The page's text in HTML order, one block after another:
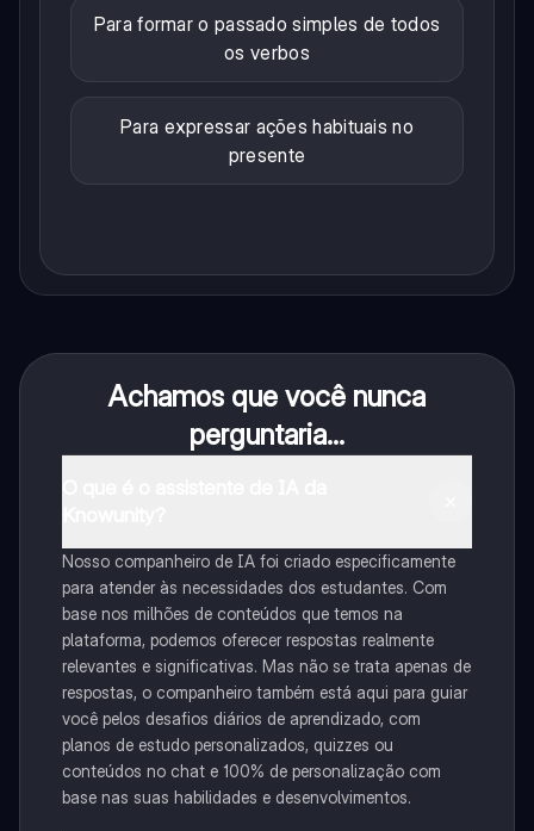
Para formar o passado simples de todos
os verbos
Para expressar ações habituais no
presente
Achamos que você nunca
perguntaria...
Nosso companheiro de IA foi criado especificamente
para atender às necessidades dos estudantes. Com
base nos milhões de conteúdos que temos na
plataforma, podemos oferecer respostas realmente
relevantes e significativas. Mas não se trata apenas de
respostas, o companheiro também está aqui para guiar
você pelos desafios diários de aprendizado, com
planos de estudo personalizados, quizzes ou
conteúdos no chat e 100% de personalização com
base nas suas habilidades e desenvolvimentos.